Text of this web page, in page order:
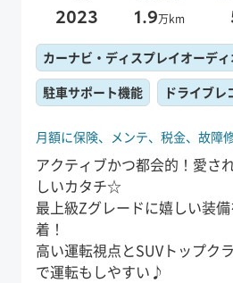
2023 1.9万km
月額に保険、 メンテ、 税金、 故障
アクティブかつ都会的！愛さ
しいカタチ☆
最上級Zグレードに嬉しい装
着！
高い運転視点とSUVトップク
で運転もしやすい♪
カーナビ・ディスプレイオーディ
駐車サポート機能
ドライブレ